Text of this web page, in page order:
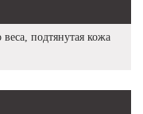
подтянутая кожа